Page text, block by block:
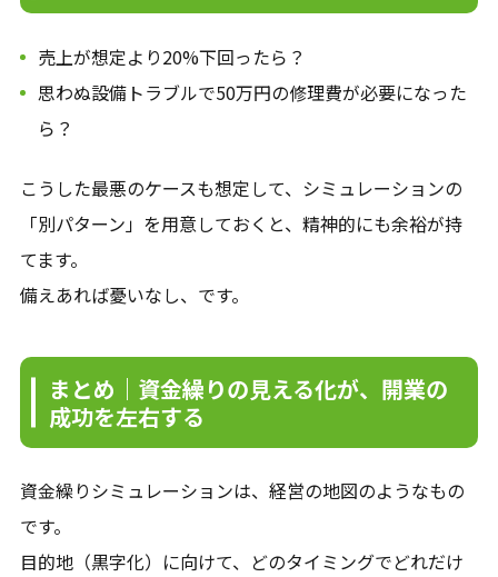
売上が想定より20%下回ったら？
思わぬ設備トラブルで50万円の修理費が必要になった
ら？
こうした最悪のケースも想定して、シミュレーションの
「別パターン」を用意しておくと、精神的にも余裕が持
てます。
備えあれば憂いなし、です。
まとめ｜資金繰りの見える化が、開業の
成功を左右する
資金繰りシミュレーションは、経営の地図のようなもの
です。
目的地（黒字化）に向けて、どのタイミングでどれだけ